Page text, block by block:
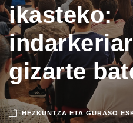
ikasteko:
gizarte
HEZKUNTZA ETA GURASO